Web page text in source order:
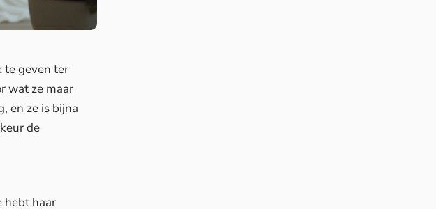
te geven ter
wat ze maar
en ze is bijna
de
hebt haar